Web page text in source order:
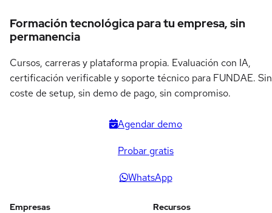
Formación tecnológica para tu empresa, sin
permanencia
Cursos, carreras y plataforma propia. Evaluación con IA,
certificación verificable y soporte técnico para FUNDAE. Sin
coste de setup, sin demo de pago, sin compromiso.
Agendar demo
Probar gratis
WhatsApp
Empresas Recursos